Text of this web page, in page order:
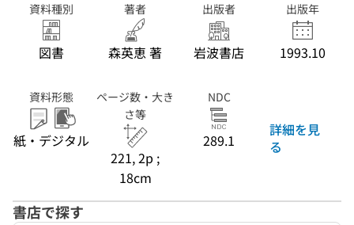
資料種別
図書
著者
森英恵 著
出版者
岩波書店
出版年
1993.10
資料形態
紙・デジタル
ページ数・大き
さ等
221, 2p ;
18cm
NDC
289.1
詳細を見
る
書店で探す